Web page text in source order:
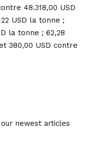
48.318,00 USD
USD la tonne ;
la tonne ; 62,28
380,00 USD contre
newest articles